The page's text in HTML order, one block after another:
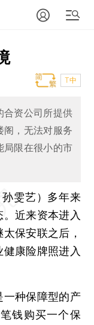
T中
合资公司所提供
阁，无法对服务
局限在很小的市
雯艺） 多年来
近来资本进入
保安联之后，
康险牌照进入
种保障型的产
钱购买一个保